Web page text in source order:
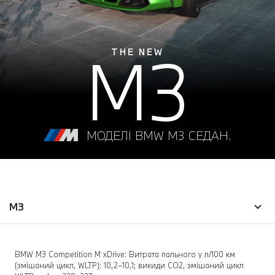
THE NEW
M3
МОДЕЛІ BMW M3 СЕДАН.
M3
BMW M3 Competition M xDrive: Витрата пального у л/100 км
(змішаний цикл, WLTP): 10,2–10,1; викиди CO2, змішаний цикл